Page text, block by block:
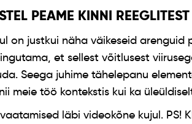
PEAME KINNI REEGLITEST
on justkui näha väikeseid arenguid
et sellest võitlusest
Seega juhime tähelepanu
meie töö kontekstis kui ka
läbi videokõne kujul. PS!